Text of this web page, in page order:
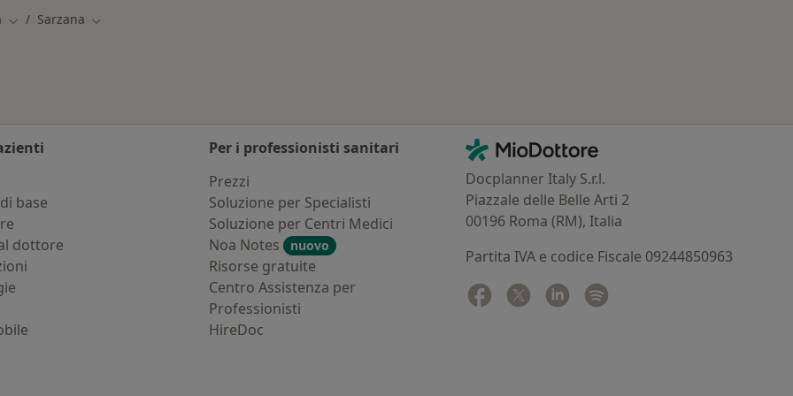
Cambia città
Sarzana Cambia città
base
dottore
Per i professionisti sanitari
Prezzi
Soluzione per Specialisti
Soluzione per Centri Medici
Noa Notes
nuovo
Risorse gratuite
Centro Assistenza per
Professionisti
HireDoc
Contatti
MioDottore - Homepage
Docplanner Italy S.r.l.
Piazzale delle Belle Arti 2
00196 Roma (RM), Italia
Partita IVA e codice Fiscale 09244850963
Facebook
si apre in una nuova scheda
Twitter
si apre in una nuova scheda
Linkedin
si apre in una nuova scheda